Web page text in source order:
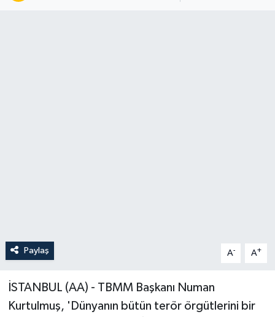
Paylaş A- A+
İSTANBUL (AA) - TBMM Başkanı Numan
Kurtulmuş, 'Dünyanın bütün terör örgütlerini bir